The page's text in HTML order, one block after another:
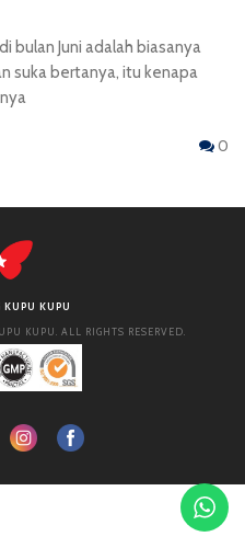
bulan Juni adalah biasanya
suka bertanya, itu kenapa
0
KUPU
KUPU. ALL RIGHTS RESERVED.